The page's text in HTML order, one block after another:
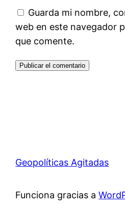
Guarda mi nombre,
web en este navegador
que comente.
Geopolíticas Agitadas
Funciona gracias a